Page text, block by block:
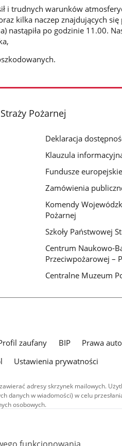
i trudnych warunków
kilka naczep znajdujących
nastąpiła po godzinie 11.00.
Pożarnej
Deklaracja
Klauzula
Fundusze europejskie
Zamówienia
Komendy
Pożarnej
Szkoły Państwowej
Centrum Naukowo-
Przeciwpożarowej –
Centralne Muzeum
zaufany BIP Prawa
Ustawienia prywatności
adresy skrzynek mailowych.
danych w wiadomości) w celu
osobowych.
(z wyłączeniem treści
Commons: uznanie autorstwa - na
audiowizualne, w tym zdjęcia,